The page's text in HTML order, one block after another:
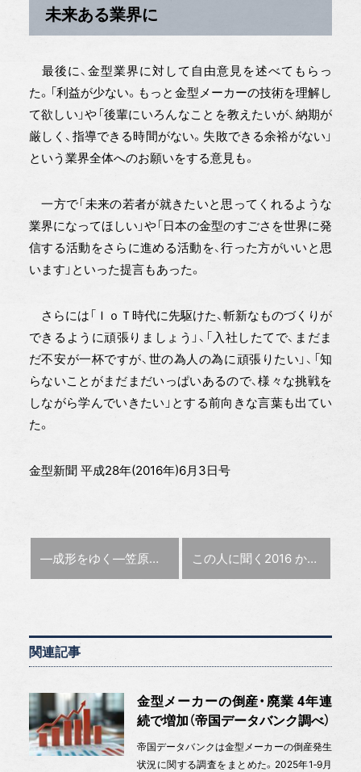
未来ある業界に
最後に、金型業界に対して自由意見を述べてもらっ
た。「利益が少ない。もっと金型メーカーの技術を理解し
て欲しい」や「後輩にいろんなことを教えたいが、納期が
厳しく、指導できる時間がない。失敗できる余裕がない」
という業界全体へのお願いをする意見も。
一方で「未来の若者が就きたいと思ってくれるような
業界になってほしい」や「日本の金型のすごさを世界に発
信する活動をさらに進める活動を、行った方がいいと思
います」といった提言もあった。
さらには「ＩｏＴ時代に先駆けた、斬新なものづくりが
できるように頑張りましょう」、「入社したてで、まだま
だ不安が一杯ですが、世の為人の為に頑張りたい」、「知
らないことがまだまだいっぱいあるので、様々な挑戦を
しながら学んでいきたい」とする前向きな言葉も出てい
た。
金型新聞 平成28年(2016年)6月3日号
前の記事 :
―成形をゆく―笠原成形所(新潟県) 次の記事 :
この人に聞く2016 かしこい 金型研究会 高橋 百利会長
関連記事
金型メーカーの倒産・廃業 4年連
続で増加（帝国データバンク調べ）
帝国データバンクは金型メーカーの倒産発生
状況に関する調査をまとめた。2025年1‐9月